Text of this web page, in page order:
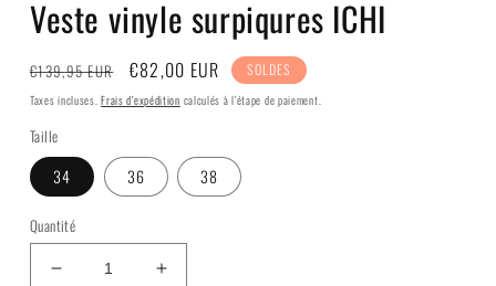
fenêtre
modale
Veste vinyle surpiqures ICHI
Prix
habituel
€139,95 EUR
Prix
soldé
€82,00 EUR SOLDES
Taxes incluses.Frais d'expédition calculés à l'étape de paiement.
Taille
34 36 38
Quantité
Réduire
Augmenter